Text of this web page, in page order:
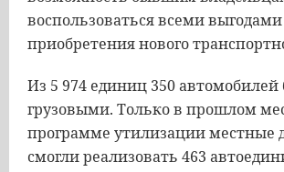
воспользоватьсявсемивыгодами
приобретениянового
Из 5 974 единиц 350автомобилей
грузовыми. Тольков прошлом
программе утилизацииместные
смоглиреализовать 463